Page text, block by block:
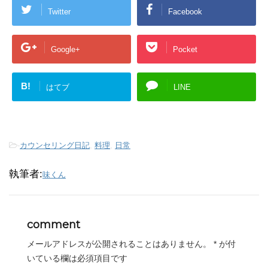
Twitter Facebook
Google+ Pocket
B! はてブ LINE
-カウンセリング日記, 料理, 日常
執筆者:味くん
comment
メールアドレスが公開されることはありません。 * が付
いている欄は必須項目です